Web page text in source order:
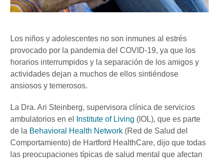
Los niños y adolescentes no son inmunes al estrés
provocado por la pandemia del COVID-19, ya que los
horarios interrumpidos y la separación de los amigos y
actividades dejan a muchos de ellos sintiéndose
ansiosos y temerosos.
La Dra. Ari Steinberg, supervisora clínica de servicios
ambulatorios en el
Institute of Living (IOL), que es parte
de la Behavioral Health Network (Red de Salud del
Comportamiento) de Hartford HealthCare, dijo que todas
las preocupaciones típicas de salud mental que afectan